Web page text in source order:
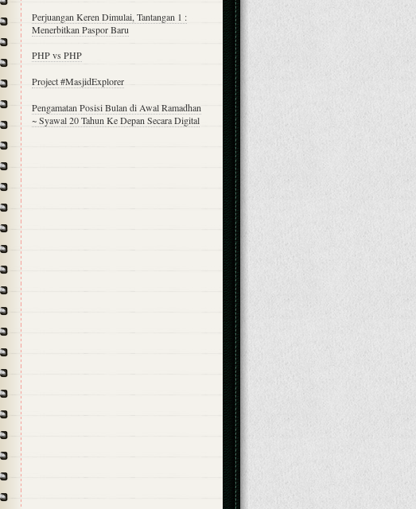
Perjuangan Keren Dimulai, Tantangan 1 :
Menerbitkan Paspor Baru
PHP vs PHP
Project #MasjidExplorer
Pengamatan Posisi Bulan di Awal Ramadhan
~ Syawal 20 Tahun Ke Depan Secara Digital